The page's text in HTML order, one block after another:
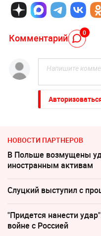
Комментарий 0
НОВОСТИ ПАРТНЕРОВ
В Польше возмущены
иностранным активам
Слуцкий выступил с
"Придется нанести
войне с Россией